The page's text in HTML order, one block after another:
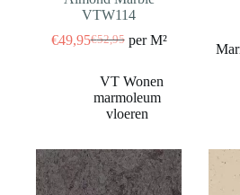
VTW114
€52,95
Oorspronkelijke
was:
€52,95.
€49,95Huidige
€49,95.
per M²